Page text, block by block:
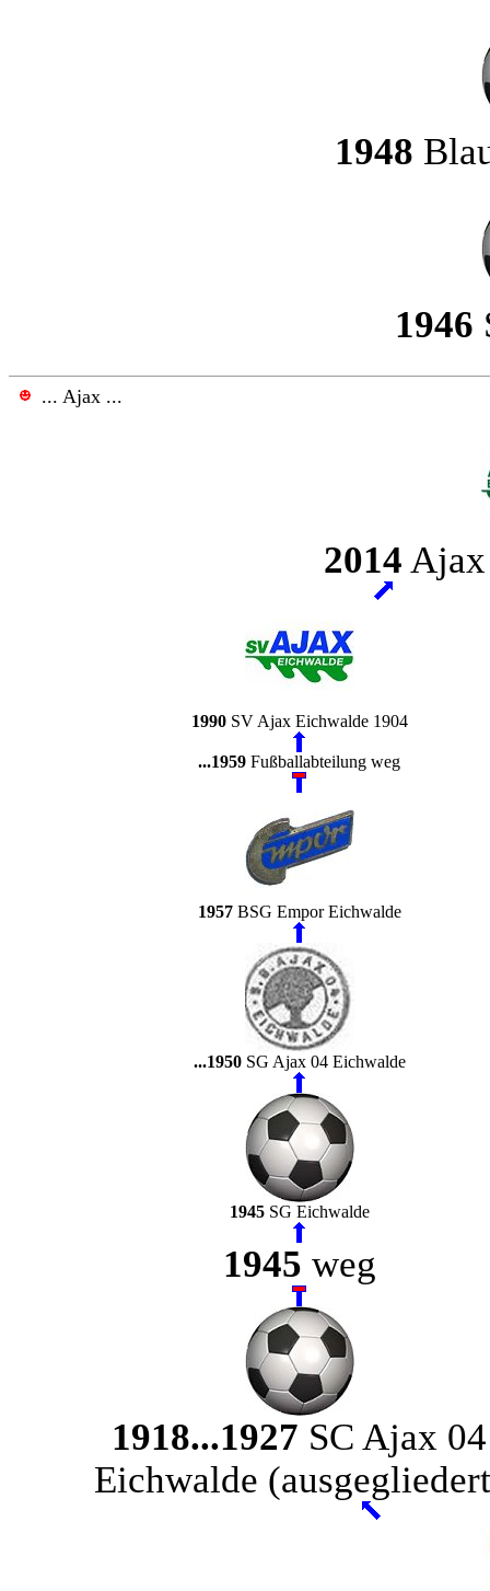
1948
1946
... Ajax ...
2014
1990SV Ajax Eichwalde 1904
...1959 Fußballabteilung weg
1957BSG Empor Eichwalde
...1950SG Ajax 04 Eichwalde
1945SG Eichwalde
1945 weg
1918...1927 SC Ajax 04
Eichwalde